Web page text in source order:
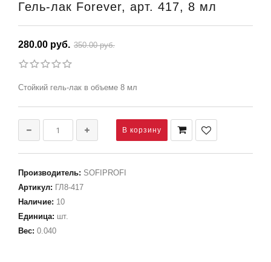
Гель-лак Forever, арт. 417, 8 мл
280.00 руб. 350.00 руб.
Стойкий гель-лак в объеме 8 мл
Производитель: SOFIPROFI
Артикул: ГЛ8-417
Наличие: 10
Единица: шт.
Вес: 0.040